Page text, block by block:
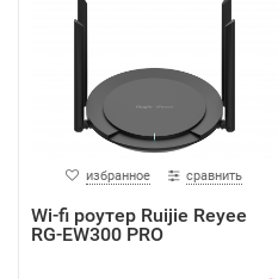
избранное сравнить
Wi-fi роутер Ruijie Reyee
RG-EW300 PRO